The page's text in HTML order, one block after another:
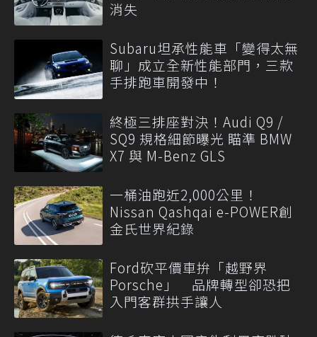
消失
Subaru坦承性能車「變得太無
聊」成立全新性能部門，三款
手排跑車開發中！
終極三排座對決！Audi Q9 /
SQ9 規格細節曝光 瞄準 BMW
X7 與 M-Benz GLS
一桶油跑近2,000公里！
Nissan Qashqai e-POWER創
金氏世界紀錄
Ford砍平價車拚「越野界
Porsche」 品牌轉型卻恐把
入門客群拱手讓人